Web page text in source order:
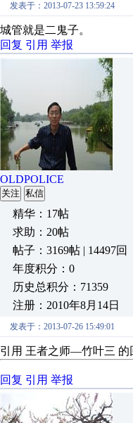
发表于：2013-07-23 13:59:24
城管就是二鬼子。
回复 引用 举报
OLDPOLICE
关注 私信
精华：17帖
求助：20帖
帖子：3169帖 | 14497回
年度积分：0
历史总积分：71359
注册：2010年8月14日
发表于：2013-07-26 15:49:01
引用 王者之师—竹叶三 的
回复 引用 举报